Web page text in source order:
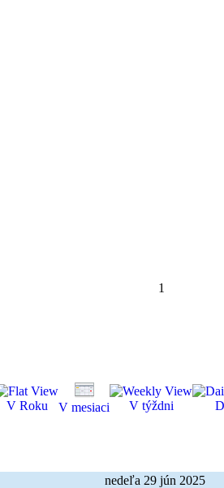
V Roku V mesiaci V týždni
nedeľa 29 jún 2025